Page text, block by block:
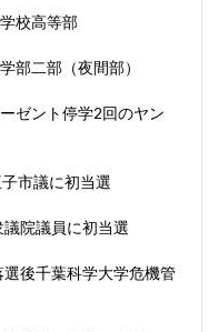
校高等部
二部（夜間部）
ゼント停学2回のヤン
市議に初当選
院議員に初当選
後千葉科学大学危機管